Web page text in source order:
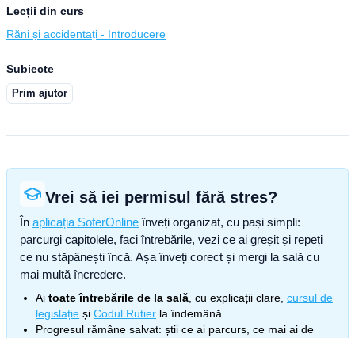
Lecții din curs
Răni și accidentați - Introducere
Subiecte
Prim ajutor
Vrei să iei permisul fără stres?
În aplicația SoferOnline înveți organizat, cu pași simpli:
parcurgi capitolele, faci întrebările, vezi ce ai greșit și repeți
ce nu stăpânești încă. Așa înveți corect și mergi la sală cu
mai multă încredere.
Ai toate întrebările de la sală , cu explicații clare, cursul de
legislație și Codul Rutier la îndemână.
Progresul rămâne salvat: știi ce ai parcurs, ce mai ai de